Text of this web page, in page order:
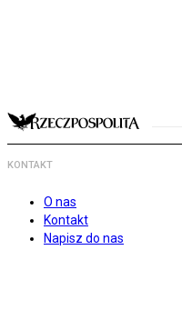
KONTAKT
O nas
Kontakt
Napisz do nas